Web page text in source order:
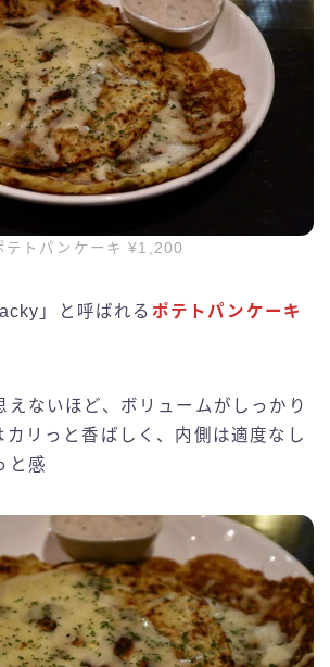
テトパンケーキ ¥1,200
」と呼ばれる ポテトパンケーキ
えないほど、ボリュームがしっかり
カリっと香ばしく、内側は適度なし
と感